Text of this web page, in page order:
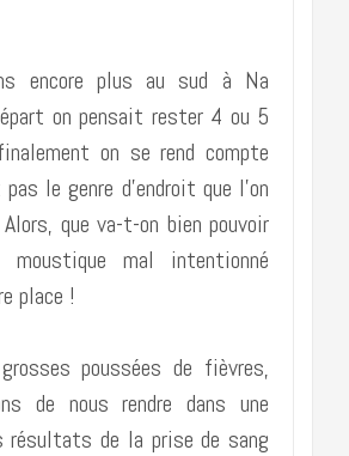
encore plus au sud à Na
on pensait rester 4 ou 5
on se rend compte
le genre d’endroit que l’on
que va-t-on bien pouvoir
mal intentionné
place !
poussées de fièvres,
de nous rendre dans une
résultats de la prise de sang